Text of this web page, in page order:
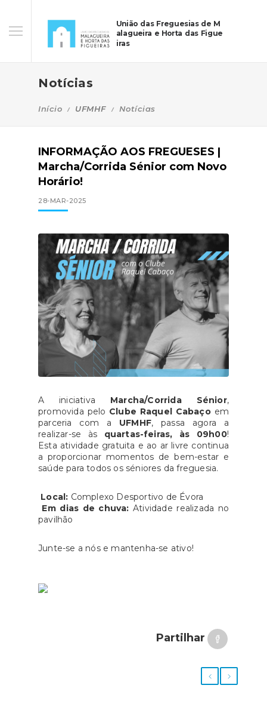
União das Freguesias de M
alagueira e Horta das Figue
iras
Notícias
Início UFMHF Notícias
INFORMAÇÃO AOS FREGUESES |
Marcha/Corrida Sénior com Novo
Horário!
28-MAR-2025
A iniciativa Marcha/Corrida Sénior,
promovida pelo Clube Raquel Cabaçoem
parceria com a UFMHF, passa agora a
realizar-se às quartas-feiras, às 09h00!
Esta atividade gratuita e ao ar livre continua
a proporcionar momentos de bem-estar e
saúde para todos os séniores da freguesia.
Local: Complexo Desportivo de Évora
Em dias de chuva: Atividade realizada no
pavilhão
Junte-se a nós e mantenha-se ativo!
Partilhar